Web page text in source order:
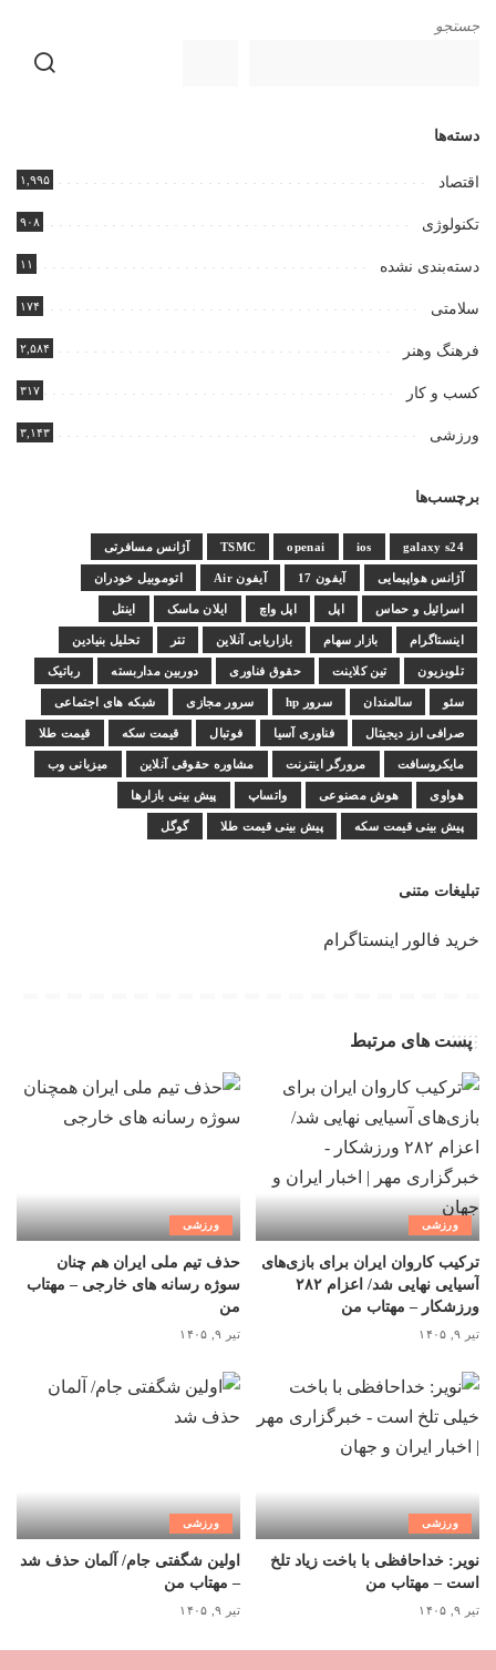
جستجو
دسته‌ها
اقتصاد ۱,۹۹۵
تکنولوژی ۹۰۸
دسته‌بندی نشده ۱۱
سلامتی ۱۷۴
فرهنگ وهنر ۲,۵۸۴
کسب و کار ۳۱۷
ورزشی ۳,۱۴۳
برچسب‌ها
galaxy s24
ios
openai
TSMC آژانس مسافرتی
آژانس هواپیمایی آیفون 17 آیفون Air اتوموبیل خودران
اسرائیل و حماس اپل اپل واچ ایلان ماسک اینتل
اینستاگرام بازار سهام بازاریابی آنلاین تتر تحلیل بنیادین
تلویزیون تین کلاینت حقوق فناوری دوربین مداربسته رباتیک
سئو سالمندان سرور hp سرور مجازی شبکه های اجتماعی
صرافی ارز دیجیتال فناوری آسیا فوتبال قیمت سکه قیمت طلا
مایکروسافت مرورگر اینترنت مشاوره حقوقی آنلاین میزبانی وب
هواوی هوش مصنوعی واتساپ پیش بینی بازارها
پیش بینی قیمت سکه پیش بینی قیمت طلا گوگل
تبلیغات متنی
خرید فالور اینستاگرام
پست های مرتبط
ورزشی
ترکیب کاروان ایران برای بازی‌های
آسیایی نهایی شد/ اعزام ۲۸۲
ورزشکار – مهتاب من
تیر ۹, ۱۴۰۵
ورزشی
حذف تیم ملی ایران هم چنان
سوژه رسانه های خارجی – مهتاب
من
تیر ۹, ۱۴۰۵
ورزشی
نویر: خداحافظی با باخت زیاد تلخ
است – مهتاب من
تیر ۹, ۱۴۰۵
ورزشی
اولین شگفتی جام/ آلمان حذف شد
– مهتاب من
تیر ۹, ۱۴۰۵